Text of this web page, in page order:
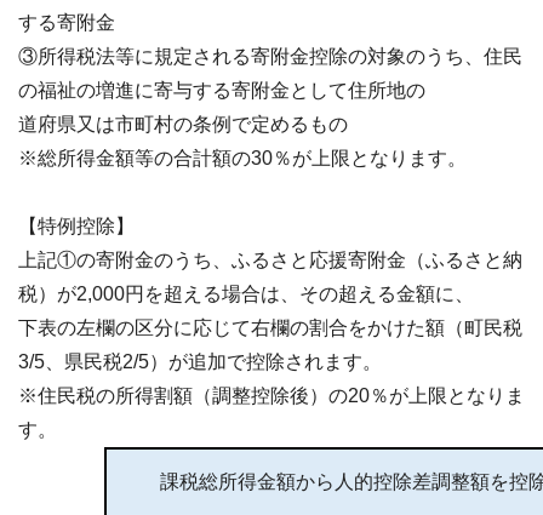
する寄附金
③所得税法等に規定される寄附金控除の対象のうち、住民
の福祉の増進に寄与する寄附金として住所地の
道府県又は市町村の条例で定めるもの
※総所得金額等の合計額の30％が上限となります。
【特例控除】
上記①の寄附金のうち、ふるさと応援寄附金（ふるさと納
税）が2,000円を超える場合は、その超える金額に、
下表の左欄の区分に応じて右欄の割合をかけた額（町民税
3/5、県民税2/5）が追加で控除されます。
※住民税の所得割額（調整控除後）の20％が上限となりま
す。
課税総所得金額から人的控除差調整額を控